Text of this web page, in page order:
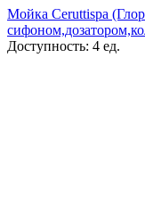
Мойка Ceruttispa
Доступность: 4 ед.